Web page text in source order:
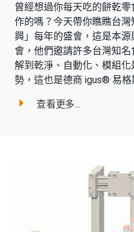
曾經想過你每天吃的餅乾
作的嗎？今天帶你瞧瞧台
興」每年的盛會，這是本
會，他們邀請許多台灣知
解到乾淨、自動化、模組
勢，這也是德商 igus® 易格
查看更多...